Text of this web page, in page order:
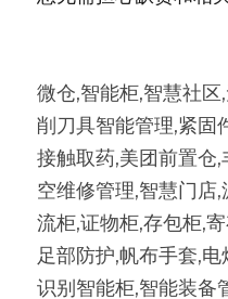
微仓,智能柜,智慧社
削刀具智能管理,紧固
接触取药,美团前置仓
空维修管理,智慧门店
流柜,证物柜,存包柜,
足部防护,帆布手套,
识别智能柜,智能装备